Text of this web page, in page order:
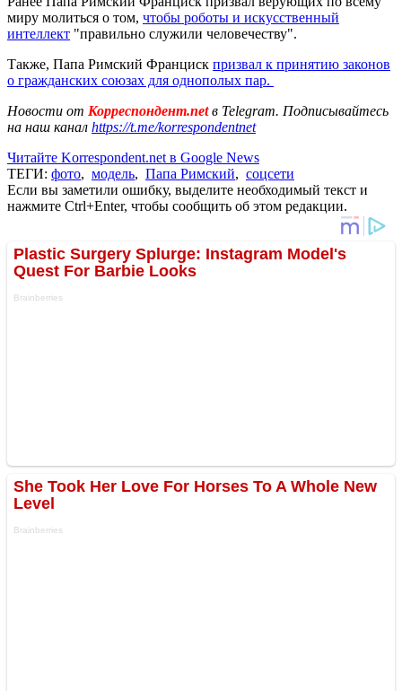
миру молиться о том, чтобы роботы и искусственный
интеллект "правильно служили человечеству".
Также, Папа Римский Франциск призвал к принятию законов
о гражданских союзах для однополых пар.
Новости от Корреспондент.netв Telegram. Подписывайтесь
на наш канал https://t.me/korrespondentnet
Читайте Korrespondent.net в Google News
ТЕГИ: фото, модель, Папа Римский, соцсети
Если вы заметили ошибку, выделите необходимый текст и
нажмите Ctrl+Enter, чтобы сообщить об этом редакции.